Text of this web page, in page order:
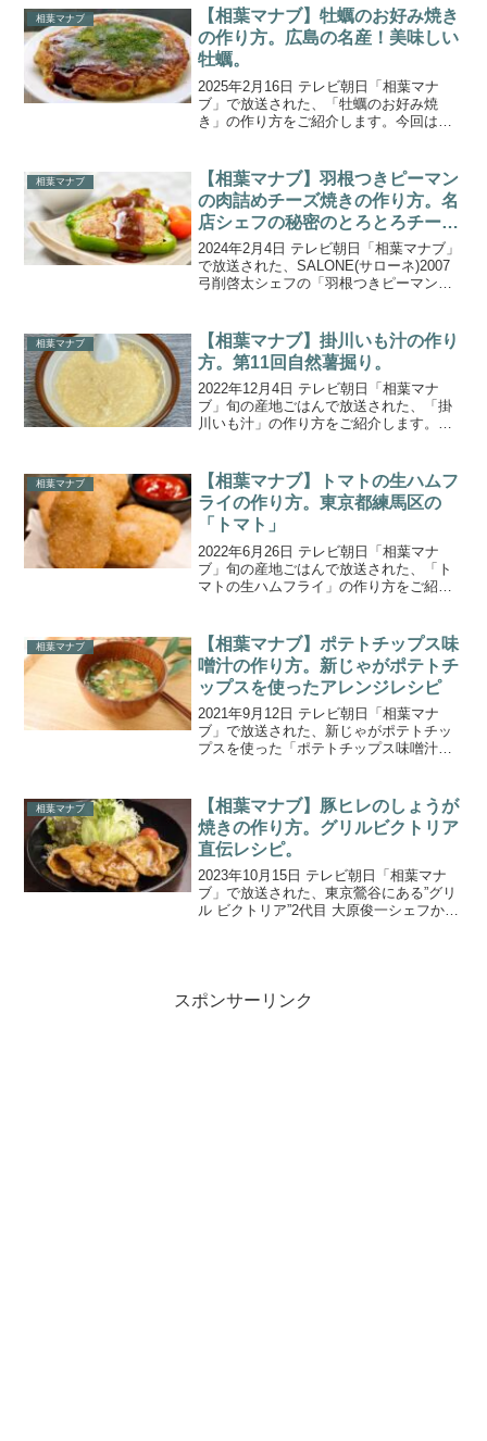
相葉マナブ
【相葉マナブ】牡蠣のお好み焼き
の作り方。広島の名産！美味しい
牡蠣。
2025年2月16日 テレビ朝日「相葉マナ
ブ」で放送された、「牡蠣のお好み焼
き」の作り方をご紹介します。今回は番
食べ尽くす』。広島県横島の豊かな海で
育った大ぶりの牡...
相葉マナブ
【相葉マナブ】羽根つきピーマン
の肉詰めチーズ焼きの作り方。名
店シェフの秘密のとろとろチーズ
レシピ！
2024年2月4日 テレビ朝日「相葉マナブ」
で放送された、SALONE(サローネ)2007
弓削啓太シェフの「羽根つきピーマンの
とっておきの“とろっとろのチーズ”レシ
ピ...
相葉マナブ
【相葉マナブ】掛川いも汁の作り
方。第11回自然薯掘り。
2022年12月4日 テレビ朝日「相葉マナ
ブ」旬の産地ごはんで放送された、「掛
川いも汁」の作り方をご紹介します。今
使って絶品料理にも挑戦！掛川市で昔か
ら食べられている家...
相葉マナブ
【相葉マナブ】トマトの生ハムフ
ライの作り方。東京都練馬区の
「トマト」
2022年6月26日 テレビ朝日「相葉マナ
ブ」旬の産地ごはんで放送された、「ト
マトの生ハムフライ」の作り方をご紹介
よりも少し小さい“フルティカ”という中玉
トマトと、甘み...
相葉マナブ
【相葉マナブ】ポテトチップス味
噌汁の作り方。新じゃがポテトチ
ップスを使ったアレンジレシピ
2021年9月12日 テレビ朝日「相葉マナ
ブ」で放送された、新じゃがポテトチッ
プスを使った「ポテトチップス味噌汁」
北海道博”。北海道ならではの名産品を使
った家庭でも簡...
相葉マナブ
【相葉マナブ】豚ヒレのしょうが
焼きの作り方。グリルビクトリア
直伝レシピ。
2023年10月15日 テレビ朝日「相葉マナ
ブ」で放送された、東京鶯谷にある”グリ
ル ビクトリア”2代目 大原俊一シェフから
スポンサーリンク